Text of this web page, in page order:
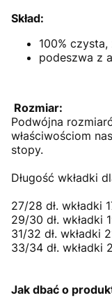
Skład:
100%
podeszwa z
Rozmiar:
Podwójna
właściwościom
stopy.
Długość wkładki
27/28 dł. wkładki
29/30 dł. wkładki
31/32 dł. wkładki
33/34 dł. wkładki
Jak dbać o